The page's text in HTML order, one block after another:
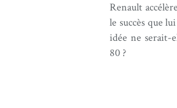
Renault
le succès que
idée ne serait-
80 ?